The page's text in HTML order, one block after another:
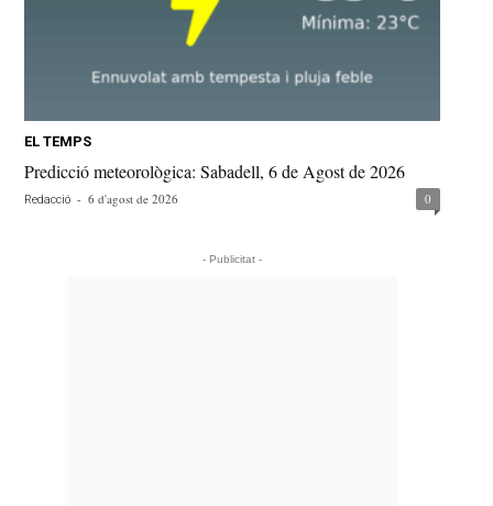
EL TEMPS
Predicció meteorològica: Sabadell, 6 de Agost de 2026
Redacció - 6 d'agost de 2026 0
- Publicitat -